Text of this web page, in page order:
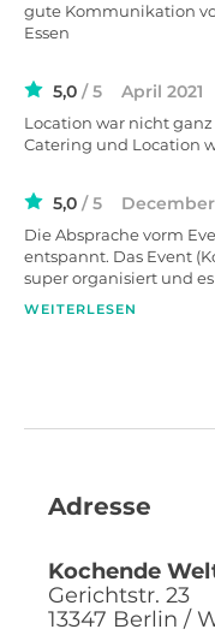
gute Kommunikation
Essen
5,0 / 5 April 2021
Location war nicht
Catering und Location
5,0 / 5 December
Die Absprache vorm
entspannt. Das Event
super organisiert und
Team/Personal war
WEITERLESEN
Adresse
Kochende
Gerichtstr. 23
13347 Berlin /